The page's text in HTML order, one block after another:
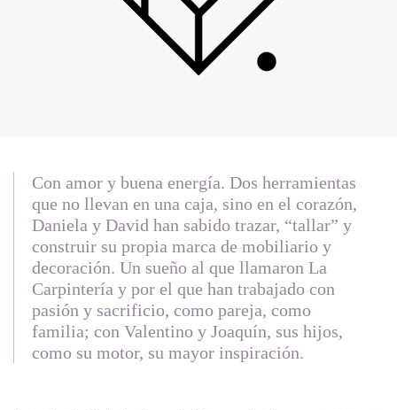
Con amor y buena energía. Dos herramientas
que no llevan en una caja, sino en el corazón,
Daniela y David han sabido trazar, “tallar” y
construir su propia marca de mobiliario y
decoración. Un sueño al que llamaron La
Carpintería y por el que han trabajado con
pasión y sacrificio, como pareja, como
familia; con Valentino y Joaquín, sus hijos,
como su motor, su mayor inspiración.